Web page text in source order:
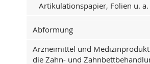
Artikulationspapier, Folien u. a.
Abformung
Arzneimittel und
die Zahn- und